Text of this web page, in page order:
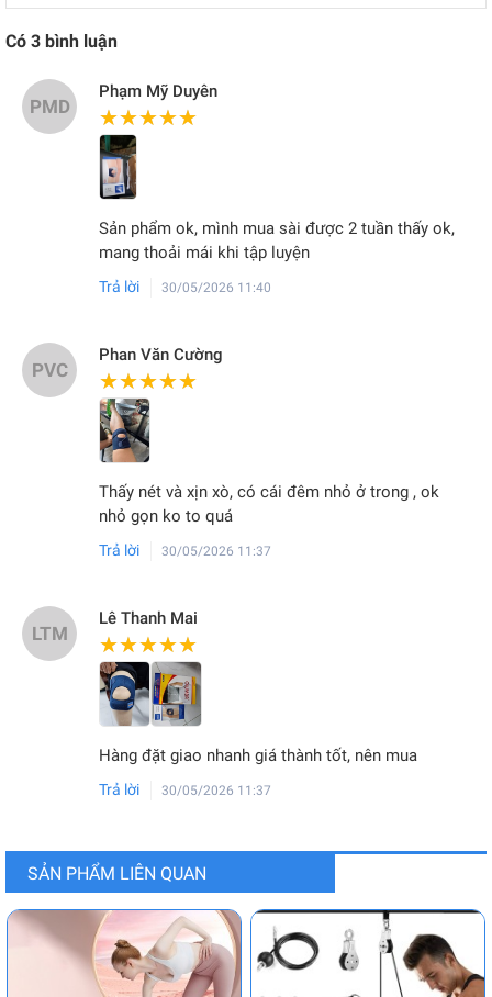
Có 3 bình luận
PMD
Phạm Mỹ Duyên
★★★★★
★★★★★
Sản phẩm ok, mình mua sài được 2 tuần thấy ok,
mang thoải mái khi tập luyện
Trả lời 30/05/2026 11:40
PVC
Phan Văn Cường
★★★★★
★★★★★
Thấy nét và xịn xò, có cái đêm nhỏ ở trong , ok
nhỏ gọn ko to quá
Trả lời 30/05/2026 11:37
LTM
Lê Thanh Mai
★★★★★
★★★★★
Hàng đặt giao nhanh giá thành tốt, nên mua
Trả lời 30/05/2026 11:37
SẢN PHẨM LIÊN QUAN